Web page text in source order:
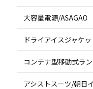
大容量電源/ASAGAO
ドライアイスジャケ
コンテナ型移動式ラ
アシストスーツ/朝日